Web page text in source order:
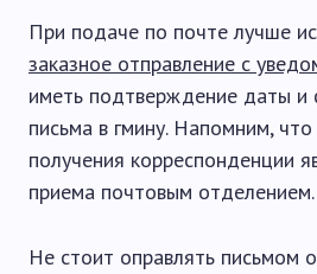
При подаче по почте лучше
заказное отправление с
иметь подтверждение даты и
письма в гмину. Напомним,
получения корреспонденции
приема почтовым отделением.
Не стоит оправлять письмом